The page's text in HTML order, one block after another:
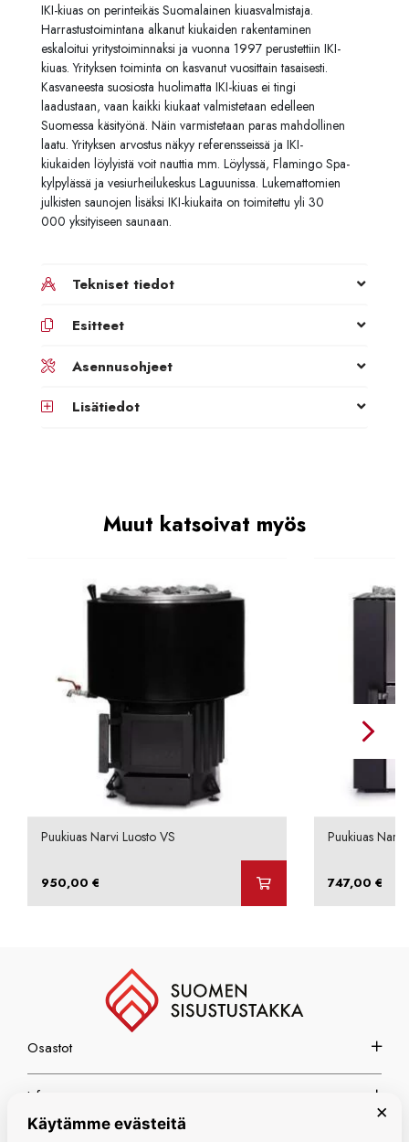
IKI-kiuas on perinteikäs Suomalainen kiuasvalmistaja.
Harrastustoimintana alkanut kiukaiden rakentaminen
eskaloitui yritystoiminnaksi ja vuonna 1997 perustettiin IKI-
kiuas. Yrityksen toiminta on kasvanut vuosittain tasaisesti.
Kasvaneesta suosiosta huolimatta IKI-kiuas ei tingi
laadustaan, vaan kaikki kiukaat valmistetaan edelleen
Suomessa käsityönä. Näin varmistetaan paras mahdollinen
laatu. Yrityksen arvostus näkyy referensseissä ja IKI-
kiukaiden löylyistä voit nauttia mm. Löylyssä, Flamingo Spa-
kylpylässä ja vesiurheilukeskus Laguunissa. Lukemattomien
julkisten saunojen lisäksi IKI-kiukaita on toimitettu yli 30
000 yksityiseen saunaan.
Tekniset tiedot
Esitteet
Asennusohjeet
Lisätiedot
Muut katsoivat myös
Puukiuas Narvi Luosto VS
950,00€
Puukiuas
747,00 €
Osastot
Info
×
Käytämme evästeitä